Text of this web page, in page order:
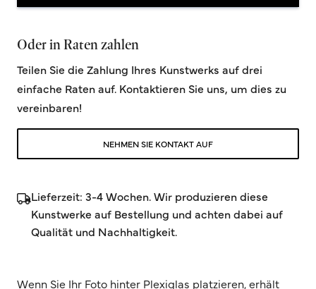
Oder in Raten zahlen
Teilen Sie die Zahlung Ihres Kunstwerks auf drei
einfache Raten auf. Kontaktieren Sie uns, um dies zu
vereinbaren!
NEHMEN SIE KONTAKT AUF
Lieferzeit: 3-4 Wochen. Wir produzieren diese
Kunstwerke auf Bestellung und achten dabei auf
Qualität und Nachhaltigkeit.
Wenn Sie Ihr Foto hinter Plexiglas platzieren, erhält